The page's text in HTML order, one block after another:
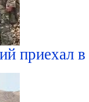
приехал